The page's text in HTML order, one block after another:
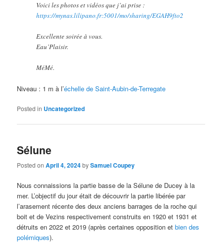
Voici les photos et vidéos que j’ai prise :
https://mynas.lilipano.fr:5001/mo/sharing/EGAH9fto2
Excellente soirée à vous.
Eau’Plaisir.
MéMé.
Niveau : 1 m à l’échelle de Saint-Aubin-de-Terregate
Posted in Uncategorized
Sélune
Posted onApril 4, 2024bySamuel Coupey
Nous connaissions la partie basse de la Sélune de Ducey à la
mer. L’objectif du jour était de découvrir la partie libérée par
l’arasement récente des deux anciens barrages de la roche qui
boit et de Vezins respectivement construits en 1920 et 1931 et
détruits en 2022 et 2019 (après certaines opposition etbien des
polémiques).